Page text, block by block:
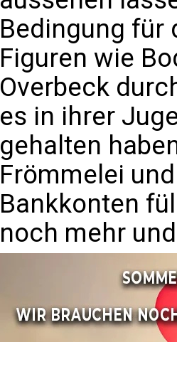
Bedingung für
Figuren wie
Overbeck
es in ihrer
gehalten
Frömmelei
Bankkonten
noch mehr